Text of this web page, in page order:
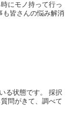
にモノ持って行っ
も皆さんの悩み解消
る状態です。 採択
問がきて、調べて